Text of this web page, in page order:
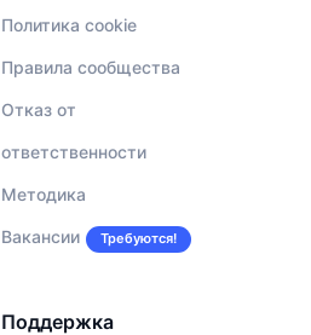
Политика cookie
Правила сообщества
Отказ от
ответственности
Методика
Вакансии Требуются!
Поддержка